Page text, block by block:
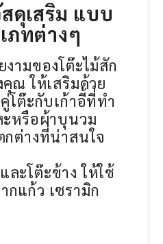
ดุเสริม แบบ
ภทต่างๆ
ามของโต๊ะไม้สัก
ณ ให้เสริมด้วย
โต๊ะกับเก้าอี้ที่ทำ
ะหรือผ้าบุนวม
กต่างที่น่าสนใจ
ะโต๊ะข้าง ให้ใช้
กแก้ว เซรามิก